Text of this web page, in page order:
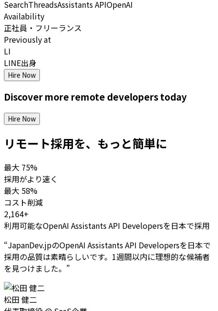
SearchThreadsAssistants APIOpenAI
Availability
正社員・フリーランス
Previously at
LI
LINE出身
Hire Now
Discover more remote developerstoday
Hire Now
リモート採用を、もっと簡単に
最大 75%
採用がより速く
最大 58%
コスト削減
2,164+
利用可能なOpenAI Assistants API Developersを日本で採用
“JapanDev.jpのOpenAI Assistants API Developersを日本で
採用の品質は素晴らしいです。1週間以内に理想的な候補者
を見つけました。 ”
松田 健二